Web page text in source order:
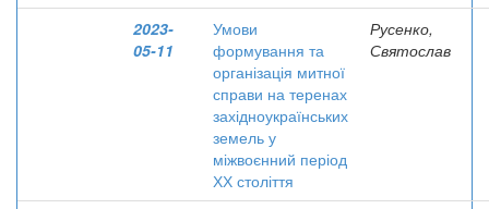
2023-
05-11
Умови
формування та
організація митної
справи на теренах
західноукраїнських
земель у
міжвоєнний період
ХХ століття
Русенко,
Святослав